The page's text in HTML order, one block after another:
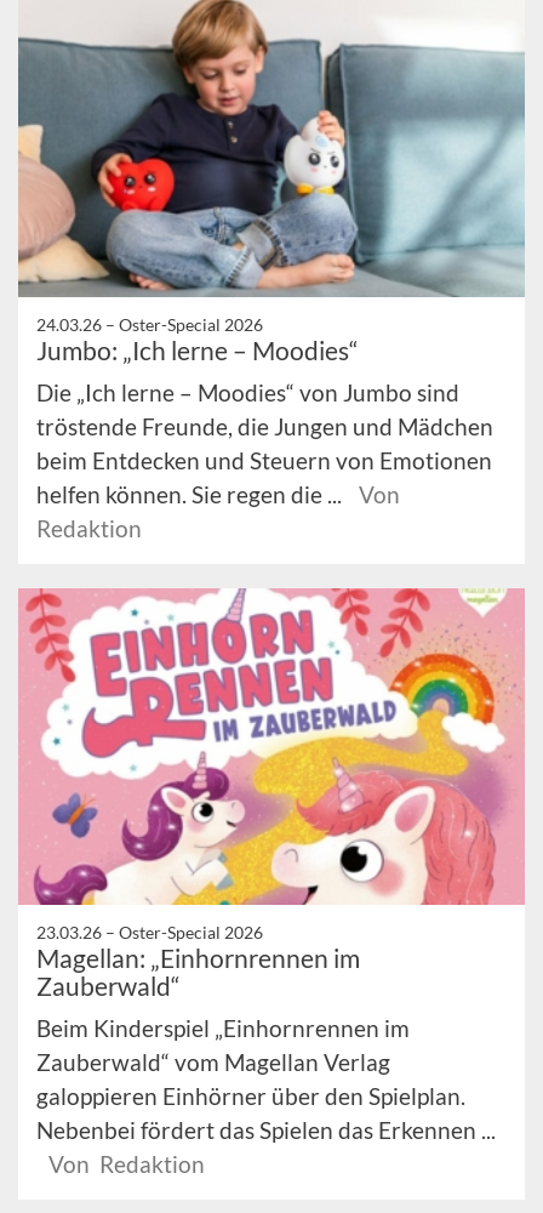
24.03.26 – Oster-Special 2026
Jumbo: „Ich lerne – Moodies“
Die „Ich lerne – Moodies“ von Jumbo sind
tröstende Freunde, die Jungen und Mädchen
beim Entdecken und Steuern von Emotionen
helfen können. Sie regen die ...
Von
Redaktion
23.03.26 – Oster-Special 2026
Magellan: „Einhornrennen im
Zauberwald“
Beim Kinderspiel „Einhornrennen im
Zauberwald“ vom Magellan Verlag
galoppieren Einhörner über den Spielplan.
Nebenbei fördert das Spielen das Erkennen ...
Von Redaktion